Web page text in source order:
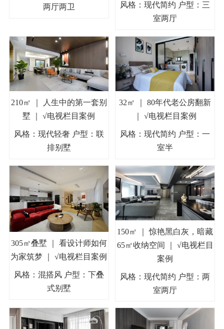
两厅两卫
风格：现代简约 户型：三
室两厅
210㎡ ｜ 人生中的第一套别
墅 ｜ √电视栏目案例
风格：现代轻奢 户型：联
排别墅
32㎡ ｜ 80年代老公房翻新
｜ √电视栏目案例
风格：现代简约 户型：一
室半
305㎡叠墅 ｜ 看设计师如何
为家筑梦 ｜ √电视栏目案例
风格：混搭风 户型：下叠
式别墅
150㎡ ｜ 惊艳黑白灰，暗藏
65㎡收纳空间 ｜ √电视栏目
案例
风格：现代简约 户型：两
室两厅